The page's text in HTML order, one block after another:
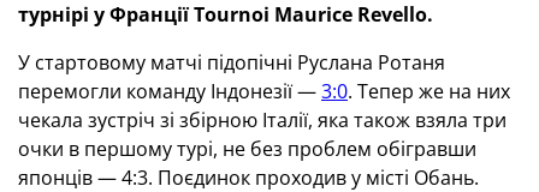
турнірі у Франції Tournoi Maurice Revello.
У стартовому матчі підопічні Руслана Ротаня
перемогли команду Індонезії —3:0. Тепер же на них
чекала зустріч зі збірною Італії, яка також взяла три
очки в першому турі, не без проблем обігравши
японців — 4:3. Поєдинок проходив у місті Обань.